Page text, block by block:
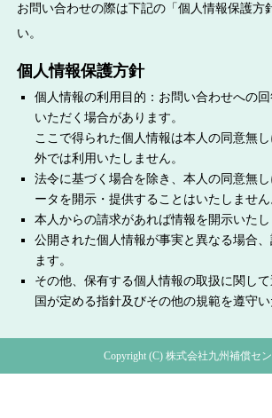
お問い合わせの際は下記の「個人情報保護方
い。
個人情報保護方針
個人情報の利用目的：お問い合わせへの
いただく場合があります。
ここで得られた個人情報は本人の同意無
外では利用いたしません。
法令に基づく場合を除き、本人の同意無
ータを開示・提供することはいたしません
本人からの請求があれば情報を開示いたし
公開された個人情報が事実と異なる場合
ます。
その他、保有する個人情報の取扱に関して
国が定める指針及びその他の規範を遵守い
Copyright (C) 株式会社九州補償セ